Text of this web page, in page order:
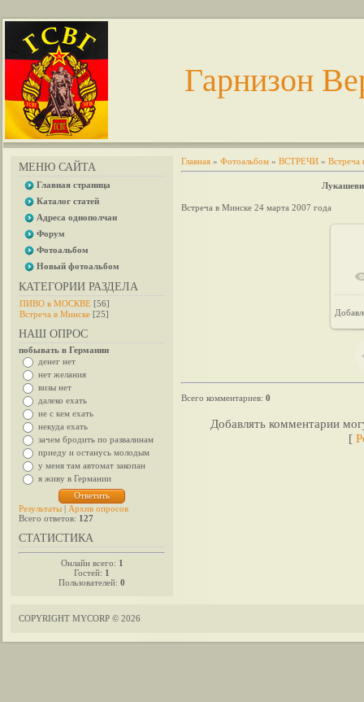
Гарнизон
МЕНЮ САЙТА
Главная страница
Каталог статей
Адреса однополчан
Форум
Фотоальбом
Новый фотоальбом
КАТЕГОРИИ РАЗДЕЛА
ПИВО в МОСКВЕ [56]
Встреча в Минске [25]
НАШ ОПРОС
побывать в Германии
денег нет
нет желания
визы нет
далеко ехать
не с кем ехать
некуда ехать
зачем бродить по развалинам
приеду и останусь молодым
у меня там автомат закопан
я живу в Германии
Результаты | Архив опросов
Всего ответов: 127
СТАТИСТИКА
Онлайн всего: 1
Гостей: 1
Пользователей: 0
Главная » Фотоальбом » ВСТРЕЧИ » Встреча
Встреча в Минске 24 марта 2007 года
Всего комментариев: 0
Добавлять комментарии
[
COPYRIGHT MYCORP © 2026